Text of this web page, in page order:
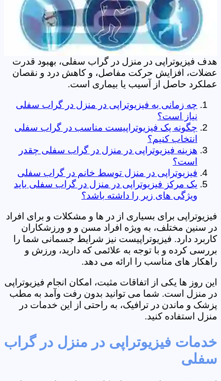
هدف فیزیوتراپی در منزل در گراب سفلی، بهبود قدرت
عضلات، افزایش حرکت مفاصل، و کاهش درد و نقصان
عملکرد حاصل از آسیب یا بیماری است.
چه زمانی به فیزیوتراپی در منزل در گراب سفلی
نیاز است؟
چگونه یک فیزیوتراپیست مناسب در گراب سفلی
انتخاب کنیم؟
هزینه فیزیوتراپی در منزل در گراب سفلی چقدر
است؟
فیزیوتراپی در منزل توسط خانم در گراب سفلی
یک مرکز فیزیوتراپی در منزل در گراب سفلی باید
ویژگی های زیر را داشته باشد؟
فیزیوتراپی برای بسیاری از در ها و مشکلات و برای افراد
در سنین مختلف، به ویژه افراد مسن و و ورزشکاران
کاربرد دارد. فیزیوتراپیست نیز شرایط جسمانی شما را
بررسی کرده و با توجه به علائمی که دارید، ورزش و
راهکار های مناسب را ارائه می دهد.
این روز ها یکی از اتفاقات مثبت، امکان انجام فیزیوتراپی
در منزل است. شما می توانید بدون رفت وآمد به مطب
پزشک و ماندن در ترافیک، به راحتی از این خدمات در
منزل استفاده کنید.
خدمات فیزیوتراپی در منزل در گراب
سفلی